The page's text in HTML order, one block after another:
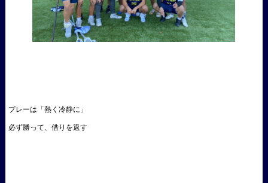
プレーは「熱く冷静に」
必ず勝って、借りを返す